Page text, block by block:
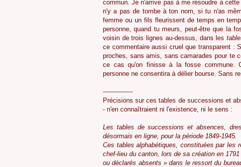
commun. Je n'arrive pas à me résoudre à
n'y a pas de tombe à ton nom, si tu n'as
femme ou un fils fleurissent de temps en
personne, quand tu meurs, peut-être que la
voisin de trois lignes au-dessus, dans les
ce commentaire aussi cruel que transparent :
proches, sans amis, sans camarades pour te
ce cas qu'on finisse à la fosse commune.
personne ne consentira à délier bourse. Sans
---------------
Précisions sur ces tables de successions et
- n'en connaîtraient ni l'existence, ni le sens :
Les tables de successions et absences,
désormais en ligne, pour la période 1849-1945.
Ces tables alphabétiques, constituées par les
chef-lieu du canton, lors de sa création en
ou déclarés absents » dans le ressort du